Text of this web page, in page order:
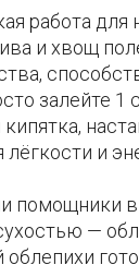
работа для
и хвощ
залейте 1
и
помощники в
—